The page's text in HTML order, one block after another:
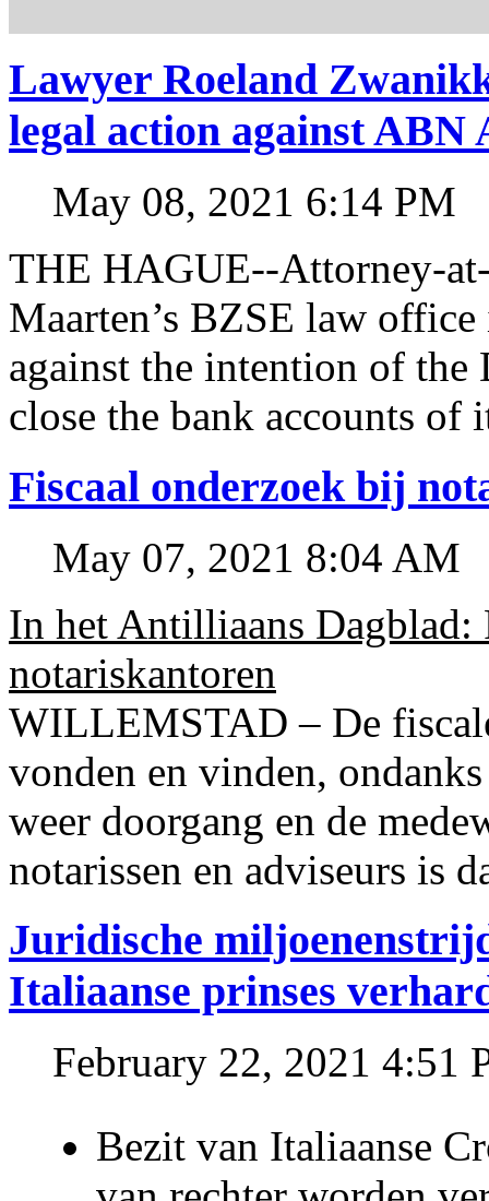
Lawyer Roeland
legal action against
May 08, 2021 6:14 PM
THE HAGUE--Attorney-
Maarten’s BZSE law
against the intention of
close the bank accounts of
Fiscaal onderzoek bij
May 07, 2021 8:04 AM
In het Antilliaans Dagblad:
notariskantoren
WILLEMSTAD – De
vonden en vinden,
weer doorgang en de
notarissen en adviseurs is
Juridische
Italiaanse prinses
February 22, 2021 4:51
Bezit van Italiaanse